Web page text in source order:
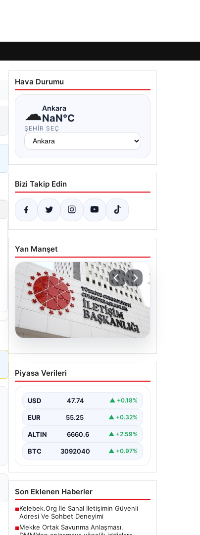
Hava Durumu
☁Ankara
NaN°C
ŞEHIR SEÇ
Bizi Takip Edin
Yan Manşet
Mekke Ortak Savunma
Anlaşması. DMM’den
iddialara yalanlama geldi
Piyasa Verileri
USD 47.74 ▲ +0.18%
EUR 55.25 ▲ +0.32%
ALTIN 6660.6 ▲ +2.59%
BTC 3092040 ▲ +0.97%
Son Eklenen Haberler
■Kelebek.Org İle Sanal İletişimin Güvenli
Adresi Ve Sohbet Deneyimi
■Mekke Ortak Savunma Anlaşması.